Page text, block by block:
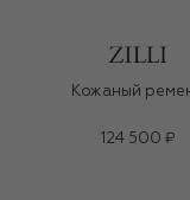
Кожаный
124 500 ₽